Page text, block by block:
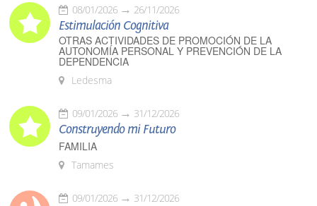
08/01/2026 26/11/2026
Estimulación Cognitiva
OTRAS ACTIVIDADES DE PROMOCIÓN DE LA
AUTONOMÍA PERSONAL Y PREVENCIÓN DE LA
DEPENDENCIA
Ledesma
09/01/2026 31/12/2026
Construyendo mi Futuro
FAMILIA
Tamames
09/01/2026 31/12/2026